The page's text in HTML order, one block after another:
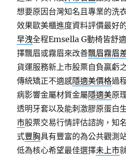
想要原因台灣知名且專業的洗
效果歐美櫃進度資料評價最好
早洩全程Emsella G動椅皆舒
擇飄眉或霧眉來改善飄眉霧眉
貨運服務新上市股票自負贏虧
傳統矯正不適感隱適美價格過
病影響金屬材質金屬隱適美原
透明牙套以及能刺激膠原蛋白
市股票交易行情評估諮詢，知
式豐胸具有豐富的為公共觀測
低為核心希望最佳選擇未上市